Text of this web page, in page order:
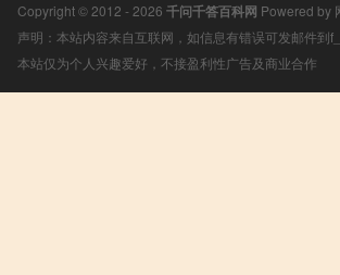
Copyright © 2012 - 2026 千问千答百科网 Powered by
声明：本站内容来自互联网，如信息有错误可发邮件
本站仅为个人兴趣爱好，不接盈利性广告及商业合作